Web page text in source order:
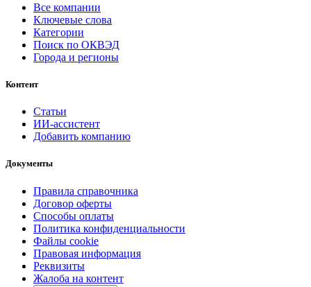
Все компании
Ключевые слова
Категории
Поиск по ОКВЭД
Города и регионы
Контент
Статьи
ИИ-ассистент
Добавить компанию
Документы
Правила справочника
Договор оферты
Способы оплаты
Политика конфиденциальности
Файлы cookie
Правовая информация
Реквизиты
Жалоба на контент